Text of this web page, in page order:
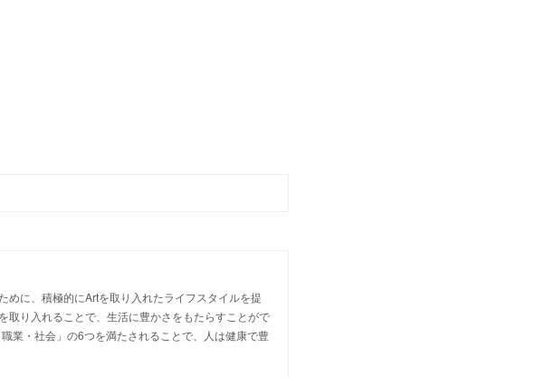
めに、積極的にArtを取り入れたライフスタイルを提
取り入れることで、生活に豊かさをもたらすことがで
業・社会」の6つを満たされることで、人は健康で豊